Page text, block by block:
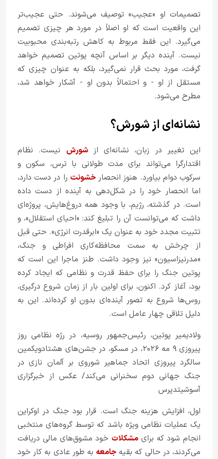
تصمیمات او «عجیب» توصیف می‌شوند. حتی عجیب‌تر
این واقعیت است که او اصلاً در مورد هر چیزی تصمیم
می‌گیرد. این فقط مربوط به کاهش رتبه‌بندی محبوبیت
نیست. آینده دیگر بر اساس آنچه پوتین تصمیم خواهد
گرفت، مورد بحث قرار نمی‌گیرد، بلکه به عنوان چیزی که
مستقل از او - و احتمالاً بدون او - آشکار خواهد شد،
مطرح می‌شود.
نشانه‌ای از شورش؟
این تغییر در زبان، نشانه‌ای ازشورش نیست. نظام
اقتدارگرا می‌تواند برای مدت طولانی با ترس، سکون و
سرکوب دوام بیاورد. هنوز انحصارخشونت را در دست دارد،
اما انحصار خود را در شکل‌دهی به آینده از دست داده
است. در گذشته، رژیم، با وجود همه دروغ‌هایش، پروژه‌ای
داشت که می‌توانست آن را تبلیغ کند: «احیای استقلال»، و
تثبیت مجدد خود به عنوان یک «ابرقدرت انرژی». حتی قبل
از چرخش به سمت محافظه‌کاری افراطی و جنگ،
«مدرنیزاسیون» نیز وجود داشت. طنز ماجرا این است که
پوتین جنگ را برای حفظ قدرت و نظامی که ایجاد کرده
بود، آغاز کرد. اکنون، برای اولین بار از زمان شروع درگیری،
روس‌ها شروع به تصور آینده‌ای بدون او کرده‌اند. این به
دلیل تلاقی چهار عامل است.
ولادیمیر پوتین، رئیس‌جمهور روسیه، در رژه نظامی روز
پیروزی ۹ مه ۲۰۲۶، در مسکو، در جشن‌های هشتادویکمین
سالگرد پیروزی اتحاد جماهیر شوروی بر آلمان نازی در
جنگ جهانی دوم سخنرانی می‌کند/ عکس از خبرگزاری
آسوشیتدپرس
اول، افزایش هزینه جنگ است. قرار بود جنگ در اوکراین
یک عملیات نظامی ویژه باشد که توسط گروه‌های منتخبی
انجام شود که برای مشکلات خود مشوق‌های مالی دریافت
می‌کردند، در حالی که بقیه جامعه به طور عادی به کار خود